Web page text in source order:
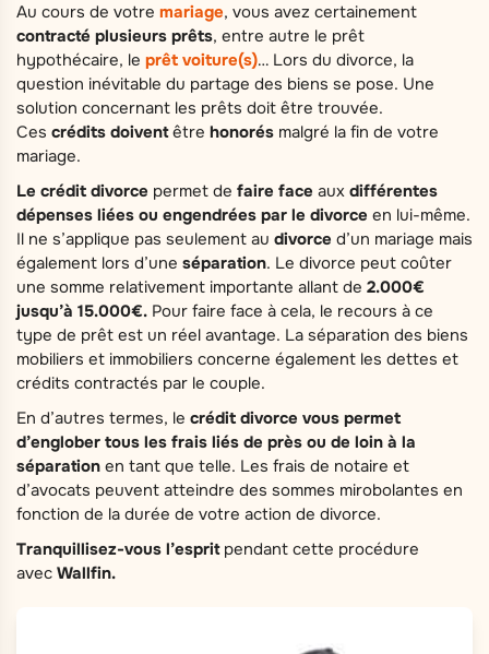
Au cours de votre mariage, vous avez certainement
contracté plusieurs prêts, entre autre le prêt
hypothécaire, le prêt voiture(s)… Lors du divorce, la
question inévitable du partage des biens se pose. Une
solution concernant les prêts doit être trouvée.
Ces crédits doiventêtre honorés malgré la fin de votre
mariage.
Le crédit divorce permet de faire face aux différentes
dépenses liées ou engendrées par le divorce en lui-même.
Il ne s’applique pas seulement au divorce d’un mariage mais
également lors d’une séparation. Le divorce peut coûter
une somme relativement importante allant de 2.000€
jusqu’à 15.000€. Pour faire face à cela, le recours à ce
type de prêt est un réel avantage. La séparation des biens
mobiliers et immobiliers concerne également les dettes et
crédits contractés par le couple.
En d’autres termes, le crédit divorce vous permet
d’englober tous les frais liés de près ou de loin à la
séparation en tant que telle. Les frais de notaire et
d’avocats peuvent atteindre des sommes mirobolantes en
fonction de la durée de votre action de divorce.
Tranquillisez-vous l’espritpendant cette procédure
avec Wallfin.